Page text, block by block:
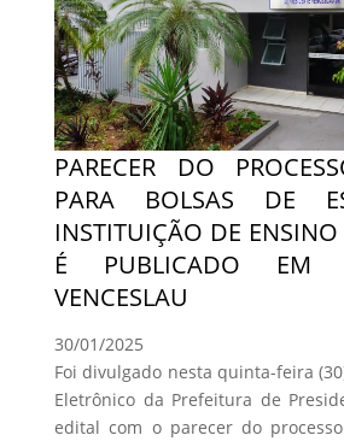
PARECER DO
PARA BOLSAS DE
INSTITUIÇÃO DE ENSINO
É PUBLICADO EM
VENCESLAU
30/01/2025
Foi divulgado nesta quinta-feira
Eletrônico da Prefeitura de
edital com o parecer do